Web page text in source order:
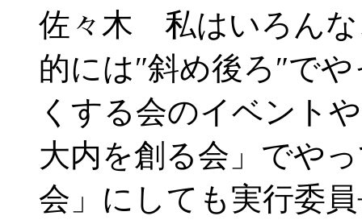
佐々木 私はいろんな
的には″斜め後ろ″で
くする会のイベント
大内を創る会」でや
会」にしても実行委